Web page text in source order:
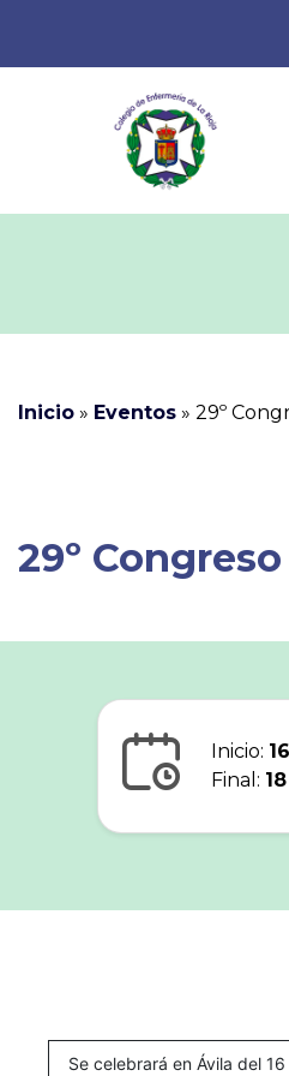
Inicio » Eventos » 29º
29º
Inicio:
Final:
Se celebrará en Ávila del